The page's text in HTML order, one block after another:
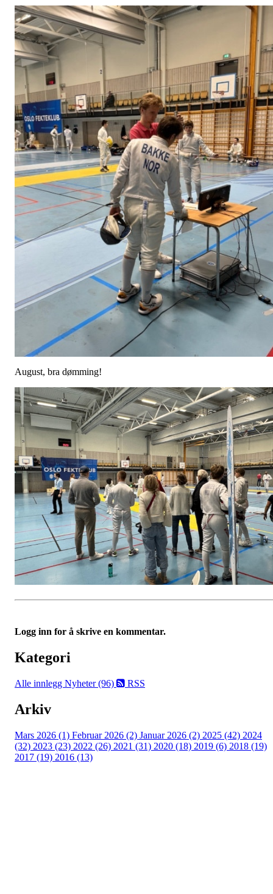
August, bra dømming!
Logg inn for å skrive en kommentar.
Kategori
Alle innlegg Nyheter (96) RSS
Arkiv
Mars 2026 (1) Februar 2026 (2) Januar 2026 (2) 2025 (42) 2024
(32) 2023 (23) 2022 (26) 2021 (31) 2020 (18) 2019 (6) 2018 (19)
2017 (19) 2016 (13)